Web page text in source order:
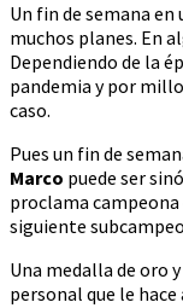
Un fin de semana
muchos planes. En
Dependiendo de la
pandemia y por
caso.
Pues un fin de
Marco puede ser
proclama campeona
siguiente
Una medalla de oro
personal que le